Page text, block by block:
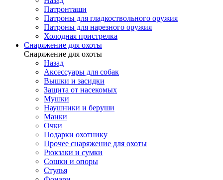
Патронташи
Патроны для гладкоствольного оружия
Патроны для нарезного оружия
Холодная пристрелка
Снаряжение для охоты
Снаряжение для охоты
Назад
Аксессуары для собак
Вышки и засидки
Защита от насекомых
Мушки
Наушники и беруши
Манки
Очки
Подарки охотнику
Прочее снаряжение для охоты
Рюкзаки и сумки
Сошки и опоры
Стулья